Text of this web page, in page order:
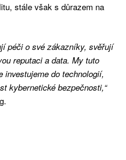
stále však s důrazem na
péči o své zákazníky, svěřují
reputaci a data. My tuto
investujeme do technologií,
kybernetické bezpečnosti,“